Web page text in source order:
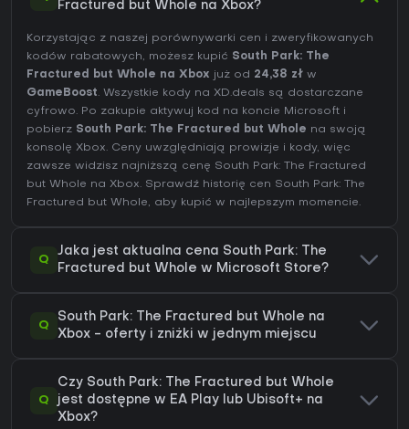
Fractured but Whole na Xbox?
Korzystając z naszej porównywarki cen i zweryfikowanych
kodów rabatowych, możesz kupić South Park: The
Fractured but Whole na Xbox już od 24,38 zł w
GameBoost. Wszystkie kody na XD.deals są dostarczane
cyfrowo. Po zakupie aktywuj kod na koncie Microsoft i
pobierz South Park: The Fractured but Whole na swoją
konsolę Xbox. Ceny uwzględniają prowizje i kody, więc
zawsze widzisz najniższą cenę South Park: The Fractured
but Whole na Xbox. Sprawdź historię cen South Park: The
Fractured but Whole, aby kupić w najlepszym momencie.
Q
Jaka jest aktualna cena South Park: The
Fractured but Whole w Microsoft Store?
Q
South Park: The Fractured but Whole na
Xbox - oferty i zniżki w jednym miejscu
Q
Czy South Park: The Fractured but Whole
jest dostępne w EA Play lub Ubisoft+ na
Xbox?